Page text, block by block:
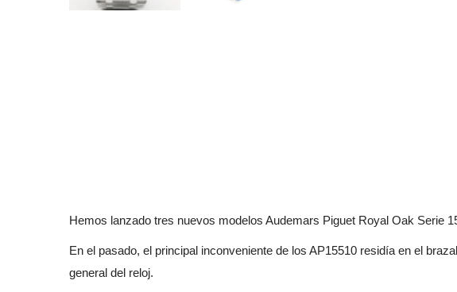
Hemos lanzado tres nuevos modelos Audemars Piguet Royal Oak Serie
En el pasado, el principal inconveniente de los AP15510 residía en el
general del reloj.